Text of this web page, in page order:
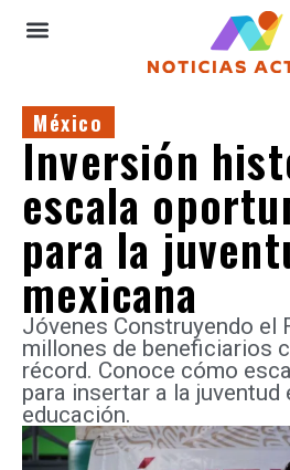
México
Inversión
escala
para la
mexicana
Jóvenes Construyendo el
millones de beneficiarios
récord. Conoce cómo
para insertar a la juventud
educación.